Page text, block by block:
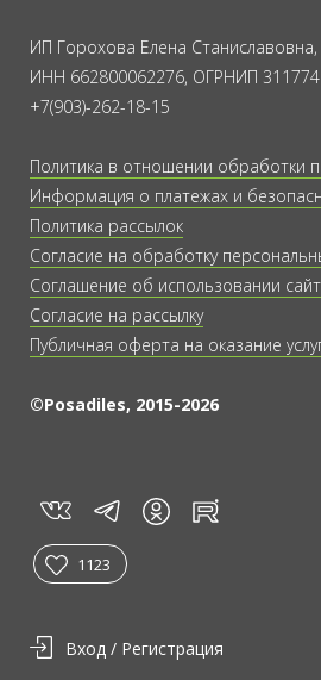
ИП Горохова Елена Станиславовна,
ИНН 662800062276, ОГРНИП
+7(903)-262-18-15
Политика в отношении обработки
Информация о платежах и
Политика рассылок
Согласие на обработку
Соглашение об использовании
Согласие на рассылку
Публичная оферта на оказание
©Posadiles, 2015-2026
vk tg in rt
1123
Вход / Регистрация